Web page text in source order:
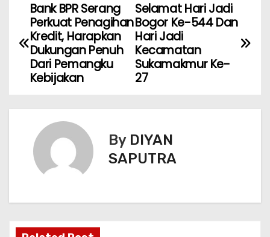
Selamat Hari Jadi
Bogor Ke-544 Dan
Hari Jadi
Kecamatan
Sukamakmur Ke-
27
Bank BPR Serang
Perkuat Penagihan
Kredit, Harapkan
Dukungan Penuh
Dari Pemangku
Kebijakan
By DIYAN
SAPUTRA